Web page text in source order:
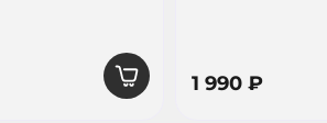
1 990 ₽